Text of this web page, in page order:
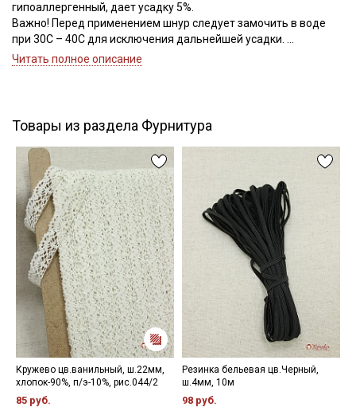
гипоаллергенный, дает усадку 5%.
Важно! Перед применением шнур следует замочить в воде
при 30С – 40С для исключения дальнейшей усадки.
Шнур используют в качестве завязок в мешочках для
приключения.
Цветопередача может отличаться от оригинального цвета в
зависимости от настроек вашего монитора и в зависимости от
партии тон может отличаться.
Читать полное описание
Товары из раздела Фурнитура
Кружево цв.ванильный, ш.22мм,
хлопок-90%, п/э-10%, рис.044/2
85 руб.
Резинка бельевая цв.Черный,
ш.4мм, 10м
98 руб.
Ознакомлен(а) сПолитикой обработки персональных
данныхи даюСогласие на обработку персональных
данных
ДаюСогласие на получение рекламных и